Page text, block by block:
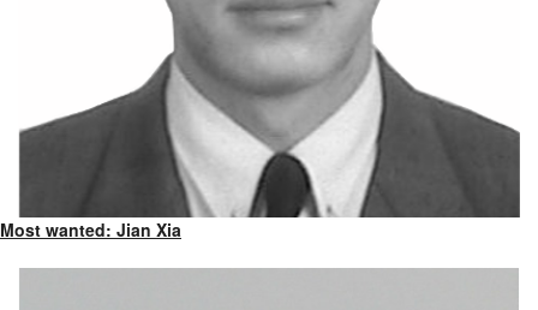
Most wanted: Jian Xia